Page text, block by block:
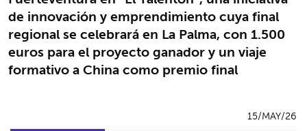
de innovación y emprendimiento cuya final
regional se celebrará en La Palma, con 1.500
euros para el proyecto ganador y un viaje
formativo a China como premio final
15/MAY/26